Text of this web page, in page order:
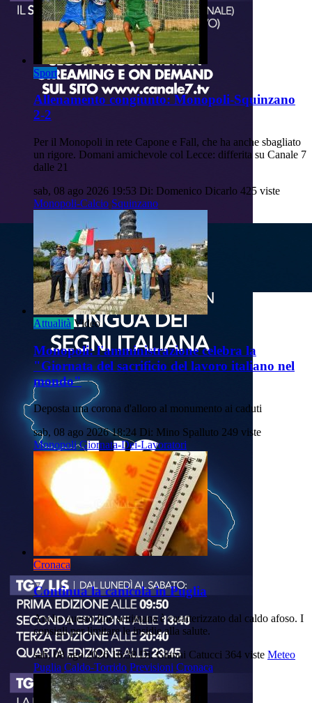
Sport
Allenamento congiunto: Monopoli-Squinzano
2-2
Per il Monopoli in rete Capone e Fall, che ha anche sbagliato
un rigore. Domani amichevole col Lecce: differita su Canale 7
dalle 21
sab, 08 ago 2026 19:53 Di: Domenico Dicarlo 425 viste
Monopoli-Calcio Squinzano
Attualità Video
Monopoli: l'amministrazione celebra la
"Giornata del sacrificio del lavoro italiano nel
mondo"
Deposta una corona d'alloro al monumento ai caduti
sab, 08 ago 2026 18:24 Di: Mino Spalluto 249 viste
Monopoli Giornata-Dei-Lavoratori
Cronaca
Continua la canicola in Puglia
Anche questo fine settimana è caratterizzato dal caldo afoso. I
consigli per limitare le insidie alla salute.
sab, 08 ago 2026 16:38 Di: Gianni Catucci 364 viste Meteo
Puglia Caldo-Torrido Previsioni Cronaca